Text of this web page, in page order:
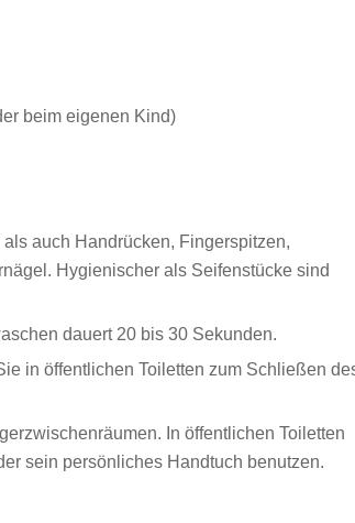
beim eigenen Kind)
auch Handrücken, Fingerspitzen,
Hygienischer als Seifenstücke sind
dauert 20 bis 30 Sekunden.
in öffentlichen Toiletten zum Schließen
In öffentlichen Toiletten
sein persönliches Handtuch benutzen.